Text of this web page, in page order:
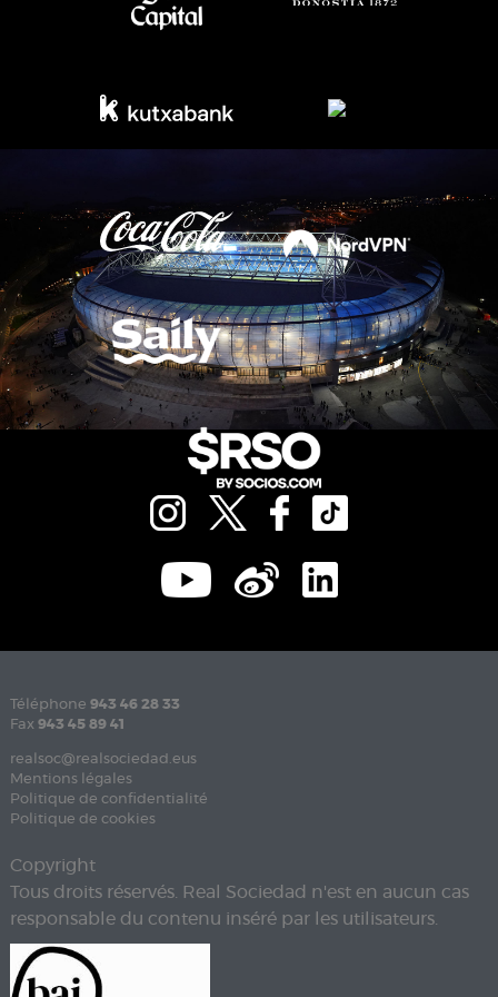
Téléphone 943 46 28 33
Fax 943 45 89 41
realsoc@realsociedad.eus
Mentions légales
Politique de confidentialité
Politique de cookies
Copyright
Tous droits réservés. Real Sociedad n'est en aucun cas
responsable du contenu inséré par les utilisateurs.